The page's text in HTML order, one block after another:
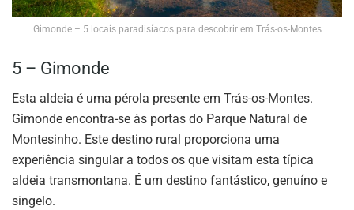
Gimonde – 5 locais paradisíacos para descobrir em Trás-os-Montes
5 – Gimonde
Esta aldeia é uma pérola presente em Trás-os-Montes.
Gimonde encontra-se às portas do Parque Natural de
Montesinho. Este destino rural proporciona uma
experiência singular a todos os que visitam esta típica
aldeia transmontana. É um destino fantástico, genuíno e
singelo.